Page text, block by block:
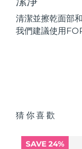
清潔並擦乾面部
我們建議使用
猜你喜歡
SAVE 24%